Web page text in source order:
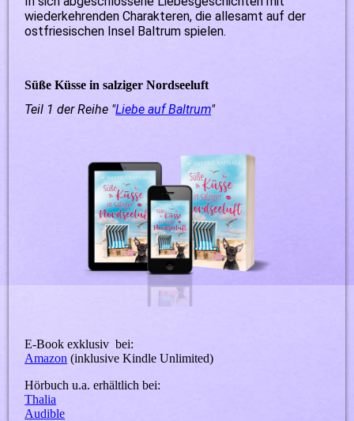
wiederkehrenden Charakteren, die allesamt auf der
ostfriesischen Insel Baltrum spielen.
Süße Küsse in salziger Nordseeluft
Teil 1 der Reihe "Liebe auf Baltrum"
E-Book exklusiv bei:
Amazon (inklusive Kindle Unlimited)
Hörbuch u.a. erhältlich bei:
Thalia
Audible